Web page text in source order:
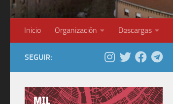
Inicio Organización Descargas
SEGUIR: